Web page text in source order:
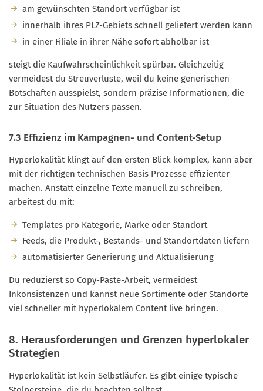
am gewünschten Standort verfügbar ist
innerhalb ihres PLZ-Gebiets schnell geliefert werden kann
in einer Filiale in ihrer Nähe sofort abholbar ist
steigt die Kaufwahrscheinlichkeit spürbar. Gleichzeitig
vermeidest du Streuverluste, weil du keine generischen
Botschaften ausspielst, sondern präzise Informationen, die
zur Situation des Nutzers passen.
7.3 Effizienz im Kampagnen- und Content-Setup
Hyperlokalität klingt auf den ersten Blick komplex, kann aber
mit der richtigen technischen Basis Prozesse effizienter
machen. Anstatt einzelne Texte manuell zu schreiben,
arbeitest du mit:
Templates pro Kategorie, Marke oder Standort
Feeds, die Produkt-, Bestands- und Standortdaten liefern
automatisierter Generierung und Aktualisierung
Du reduzierst so Copy-Paste-Arbeit, vermeidest
Inkonsistenzen und kannst neue Sortimente oder Standorte
viel schneller mit hyperlokalem Content live bringen.
8. Herausforderungen und Grenzen hyperlokaler
Strategien
Hyperlokalität ist kein Selbstläufer. Es gibt einige typische